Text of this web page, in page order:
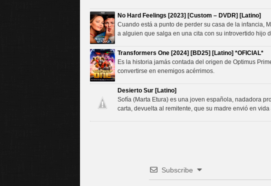
No Hard Feelings [2023] [Custom – DVDR] [Latino]
Cuando está a punto de perder su casa de la infancia,
a alguien que salga en una cita con su introvertido hijo
Transformers One [2024] [BD25] [Latino] *OFICIAL*
Es la historia jamás contada del origen de Optimus
convertirse en enemigos acérrimos.
Desierto Sur [Latino]
Sofía (Marta Etura) es una joven española, nadadora
carta, devuelta al remitente, que su madre envió en
Subscribe